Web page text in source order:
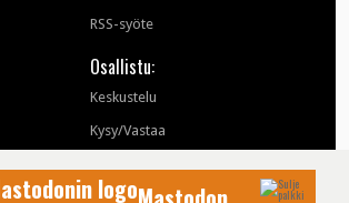
RSS-syöte
Osallistu:
Keskustelu
Kysy/Vastaa